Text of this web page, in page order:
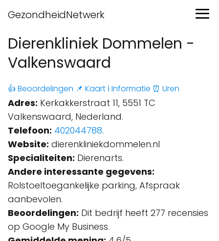
GezondheidNetwerk
Dierenkliniek Dommelen -
Valkenswaard
👍 Beoordelingen 📌 Kaart ℹ️ Informatie ⏰ Uren
Adres: Kerkakkerstraat 11, 5551 TC
Valkenswaard, Nederland.
Telefoon: 402044788.
Website: dierenkliniekdommelen.nl
Specialiteiten: Dierenarts.
Andere interessante gegevens:
Rolstoeltoegankelijke parking, Afspraak
aanbevolen.
Beoordelingen: Dit bedrijf heeft 277 recensies
op Google My Business.